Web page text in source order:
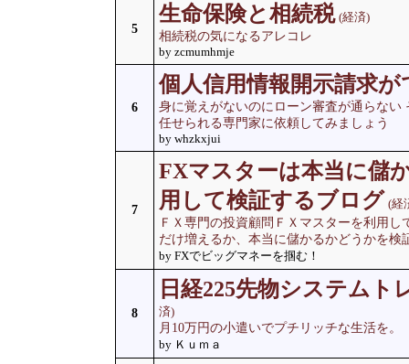
5
生命保険と相続税 (経済)
相続税の気になるアレコレ
by zcmumhmje
6
個人信用情報開示請求
身に覚えがないのにローン審査が通らない
任せられる専門家に依頼してみましょう
by whzkxjui
7
FXマスターは本当に儲
用して検証するブログ (経
ＦＸ専門の投資顧問ＦＸマスターを利用し
だけ増えるか、本当に儲かるかどうかを検
by FXでビッグマネーを掴む！
8
日経225先物システムト
済)
月10万円の小遣いでプチリッチな生活を。
by Ｋｕｍａ